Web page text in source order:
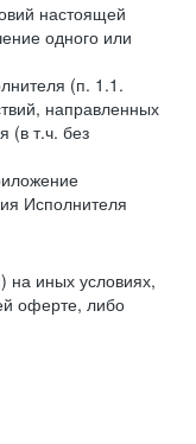
настоящей
одного или
(п. 1.1.
направленных
(в т.ч. без
Исполнителя
иных условиях,
оферте, либо